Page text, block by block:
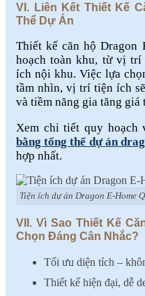
VI. Liên Kết Thiết Kế
Thể Dự Án
Thiết kế căn hộ Dragon
hoạch toàn khu, từ vị trí
ích nội khu. Việc lựa
tầm nhìn, vị trí tiện ích
và tiềm năng gia tăng
Xem chi tiết quy hoạch
bằng tổng thể dự án
hợp nhất.
Tiện ích dự án Dragon E-Home
VII. Vì Sao Thiết Kế
Chọn Đáng Cân Nhắc?
Tối ưu diện tích –
Thiết kế hiện đại, dễ